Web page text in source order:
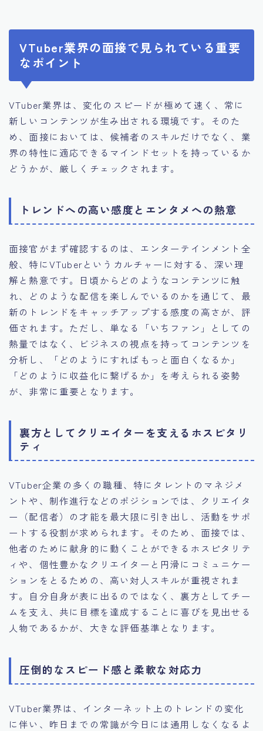
VTuber業界の面接で見られている重要
なポイント
VTuber業界は、変化のスピードが極めて速く、常に
新しいコンテンツが生み出される環境です。そのた
め、面接においては、候補者のスキルだけでなく、業
界の特性に適応できるマインドセットを持っているか
どうかが、厳しくチェックされます。
トレンドへの高い感度とエンタメへの熱意
面接官がまず確認するのは、エンターテインメント全
般、特にVTuberというカルチャーに対する、深い理
解と熱意です。日頃からどのようなコンテンツに触
れ、どのような配信を楽しんでいるのかを通じて、最
新のトレンドをキャッチアップする感度の高さが、評
価されます。ただし、単なる「いちファン」としての
熱量ではなく、ビジネスの視点を持ってコンテンツを
分析し、「どのようにすればもっと面白くなるか」
「どのように収益化に繋げるか」を考えられる姿勢
が、非常に重要となります。
裏方としてクリエイターを支えるホスピタリ
ティ
VTuber企業の多くの職種、特にタレントのマネジメ
ントや、制作進行などのポジションでは、クリエイタ
ー（配信者）の才能を最大限に引き出し、活動をサポ
ートする役割が求められます。そのため、面接では、
他者のために献身的に動くことができるホスピタリテ
ィや、個性豊かなクリエイターと円滑にコミュニケー
ションをとるための、高い対人スキルが重視されま
す。自分自身が表に出るのではなく、裏方としてチー
ムを支え、共に目標を達成することに喜びを見出せる
人物であるかが、大きな評価基準となります。
圧倒的なスピード感と柔軟な対応力
VTuber業界は、インターネット上のトレンドの変化
に伴い、昨日までの常識が今日には通用しなくなるよ